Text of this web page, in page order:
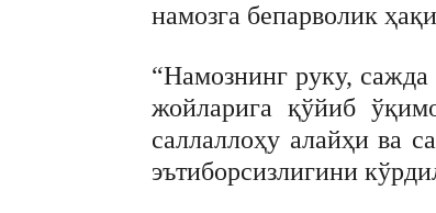
намозга бепарволик
“Намознинг руку,
жойларига қўйиб
саллаллоҳу алайҳи ва
эътиборсизлигини